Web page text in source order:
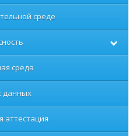
среде
среда
данных
аттестация